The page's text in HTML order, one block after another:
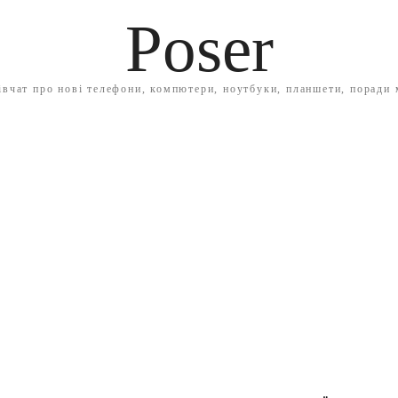
Poser
про нові телефони, компютери, ноутбуки, планшети, поради